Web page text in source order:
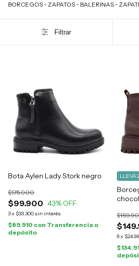
BORCEGOS - ZAPATOS - BALERINAS -
Filtrar
Bota Aylen Lady Stork negro
$99.900
$175.000
43% OFF
3x $33.300 sin interés
$89.910 con Transferencia o
depósito
6x
LLEVÁ